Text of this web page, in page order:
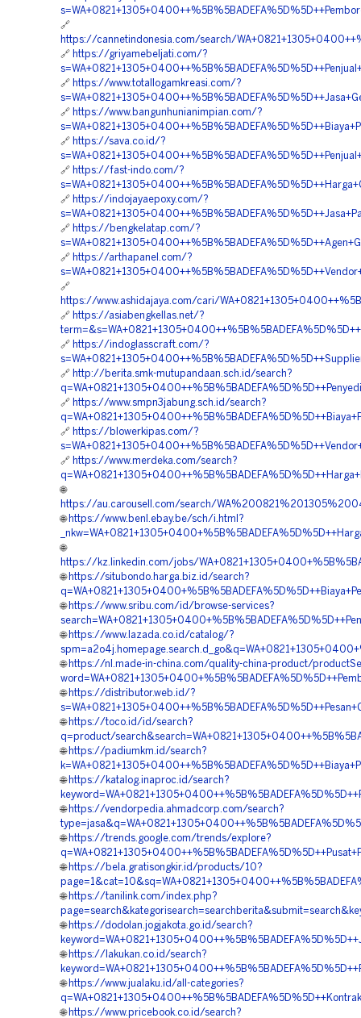
🔗
https://cannetindonesia.com/search/
🔗 https://griyamebeljati.com/?
🔗 https://www.totallogamkreasi.com/?
🔗 https://www.bangunhunianimpian.com/?
🔗 https://sava.co.id/?
🔗 https://fast-indo.com/?
🔗 https://indojayaepoxy.com/?
🔗 https://bengkelatap.com/?
🔗 https://arthapanel.com/?
🔗
https://www.ashidajaya.com/cari/
🔗 https://asiabengkellas.net/?
🔗 https://indoglasscraft.com/?
🔗 http://berita.smk-mutupandaan.sch.id/search?
🔗 https://www.smpn3jabung.sch.id/search?
🔗 https://blowerkipas.com/?
🔗 https://www.merdeka.com/search?
🌐
https://au.carousell.com/search/
🌐 https://www.benl.ebay.be/sch/i.html?
🌐
https://kz.linkedin.com/jobs/
🌐 https://situbondo.harga.biz.id/search?
🌐 https://www.sribu.com/id/browse-services?
🌐 https://www.lazada.co.id/catalog/?
🌐 https://nl.made-in-china.com/quality-china-product/
🌐 https://distributor.web.id/?
🌐 https://toco.id/id/search?
q=product/
🌐 https://padiumkm.id/search?
🌐 https://katalog.inaproc.id/search?
🌐 https://vendorpedia.ahmadcorp.com/search?
🌐 https://trends.google.com/trends/explore?
🌐 https://bela.gratisongkir.id/products/10?
🌐 https://tanilink.com/index.php?
🌐 https://dodolan.jogjakota.go.id/search?
🌐 https://lakukan.co.id/search?
🌐 https://www.jualaku.id/all-categories?
🌐 https://www.pricebook.co.id/search?